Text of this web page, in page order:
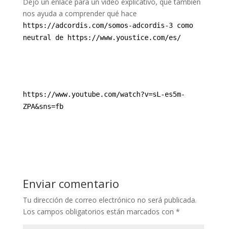
nos ayuda a comprender qué hace
https://adcordis.com/somos-adcordis-3 como
neutral de
https://www.youstice.com/es/
https://www.youtube.com/watch?v=sL-es5m-
ZPA&sns=fb
Enviar comentario
Tu dirección de correo electrónico no será publicada.
Los campos obligatorios están marcados con *